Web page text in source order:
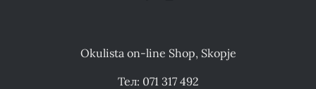
Okulista on-line Shop, Skopje
Тел: 071 317 492